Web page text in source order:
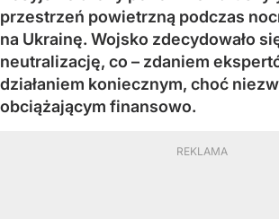
przestrzeń powietrzną podczas
na Ukrainę. Wojsko zdecydowało
neutralizację, co – zdaniem
działaniem koniecznym, choć
obciążającym finansowo.